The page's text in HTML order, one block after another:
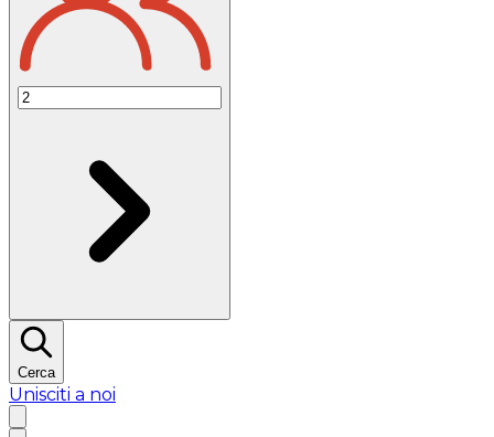
Cerca
Unisciti a noi